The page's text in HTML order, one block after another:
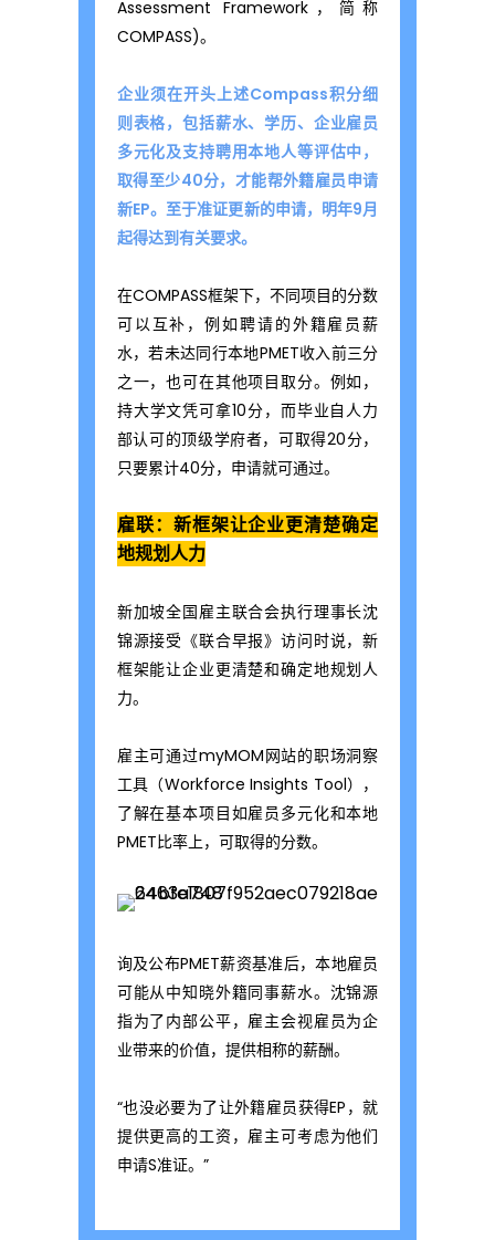
Assessment Framework，简称
COMPASS)。
企业须在开头上述Compass积分细
则表格，包括薪水、学历、企业雇员
多元化及支持聘用本地人等评估中，
取得至少40分，才能帮外籍雇员申请
新EP。至于准证更新的申请，明年9月
起得达到有关要求。
在COMPASS框架下，不同项目的分数
可以互补，例如聘请的外籍雇员薪
水，若未达同行本地PMET收入前三分
之一，也可在其他项目取分。例如，
持大学文凭可拿10分，而毕业自人力
部认可的顶级学府者，可取得20分，
只要累计40分，申请就可通过。
雇联：新框架让企业更清楚确定
地规划人力
新加坡全国雇主联合会执行理事长沈
锦源接受《联合早报》访问时说，新
框架能让企业更清楚和确定地规划人
力。
雇主可通过myMOM网站的职场洞察
工具（Workforce Insights Tool），
了解在基本项目如雇员多元化和本地
PMET比率上，可取得的分数。
询及公布PMET薪资基准后，本地雇员
可能从中知晓外籍同事薪水。沈锦源
指为了内部公平，雇主会视雇员为企
业带来的价值，提供相称的薪酬。
“也没必要为了让外籍雇员获得EP，就
提供更高的工资，雇主可考虑为他们
申请S准证。”